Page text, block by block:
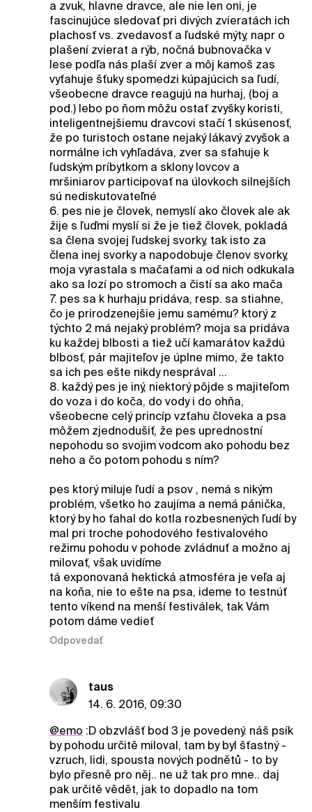
a zvuk, hlavne dravce, ale nie len oni, je
fascinujúce sledovať pri divých zvieratách ich
plachosť vs. zvedavosť a ľudské mýty, napr o
plašení zvierat a rýb, nočná bubnovačka v
lese podľa nás plaší zver a môj kamoš zas
vyťahuje šťuky spomedzi kúpajúcich sa ľudí,
všeobecne dravce reagujú na hurhaj, (boj a
pod.) lebo po ňom môžu ostať zvyšky koristi,
inteligentnejšiemu dravcovi stačí 1 skúsenosť,
že po turistoch ostane nejaký lákavý zvyšok a
normálne ich vyhľadáva, zver sa sťahuje k
ľudským príbytkom a sklony lovcov a
mršiniarov participovať na úlovkoch silnejších
sú nediskutovateľné
6. pes nie je človek, nemyslí ako človek ale ak
žije s ľuďmi myslí si že je tiež človek, pokladá
sa člena svojej ľudskej svorky, tak isto za
člena inej svorky a napodobuje členov svorky,
moja vyrastala s mačaťami a od nich odkukala
ako sa lozí po stromoch a čistí sa ako mača
7. pes sa k hurhaju pridáva, resp. sa stiahne,
čo je prirodzenejšie jemu samému? ktorý z
týchto 2 má nejaký problém? moja sa pridáva
ku každej blbosti a tiež učí kamarátov každú
blbosť, pár majiteľov je úplne mimo, že takto
sa ich pes ešte nikdy nesprával ...
8. každý pes je iný, niektorý pôjde s majiteľom
do voza i do koča, do vody i do ohňa,
všeobecne celý princíp vzťahu človeka a psa
môžem zjednodušiť, že pes uprednostní
nepohodu so svojim vodcom ako pohodu bez
neho a čo potom pohodu s ním?
pes ktorý miluje ľudí a psov , nemá s nikým
problém, všetko ho zaujíma a nemá pánička,
ktorý by ho ťahal do kotla rozbesnených ľudí by
mal pri troche pohodového festivalového
režimu pohodu v pohode zvládnuť a možno aj
milovať, však uvidíme
tá exponovaná hektická atmosféra je veľa aj
na koňa, nie to ešte na psa, ideme to testnúť
tento víkend na menší festiválek, tak Vám
potom dáme vedieť
Odpovedať
taus
14. 6. 2016, 09:30
@emo :D obzvlášť bod 3 je povedený. náš psík
by pohodu určitě miloval, tam by byl šťastný -
vzruch, lidi, spousta nových podnětů - to by
bylo přesně pro něj.. ne už tak pro mne.. daj
pak určitě vědět, jak to dopadlo na tom
menším festivalu